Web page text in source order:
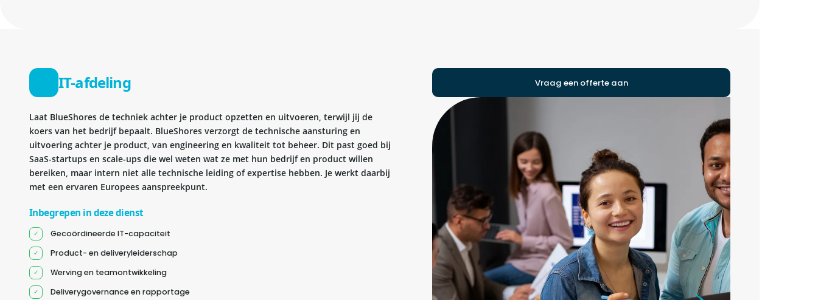
IT-afdeling
Laat BlueShores de techniek achter je product opzetten en uitvoeren, terwijl jij de
koers van het bedrijf bepaalt. BlueShores verzorgt de technische aansturing en
uitvoering achter je product, van engineering en kwaliteit tot beheer. Dit past goed bij
SaaS-startups en scale-ups die wel weten wat ze met hun bedrijf en product willen
bereiken, maar intern niet alle technische leiding of expertise hebben. Je werkt daarbij
met een ervaren Europees aanspreekpunt.
Inbegrepen in deze dienst
Gecoördineerde IT-capaciteit
Product- en deliveryleiderschap
Werving en teamontwikkeling
Deliverygovernance en rapportage
Vraag een offerte aan